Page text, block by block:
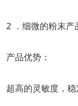
2 ．细微的粉末产
产品优势：
超高的灵敏度，稳